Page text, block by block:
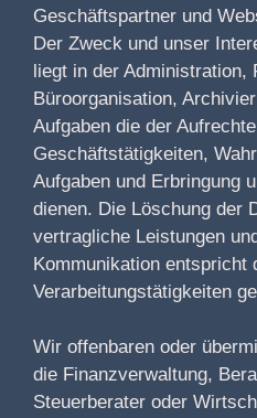
Geschäftspartner und
Der Zweck und unser
liegt in der Administration,
Büroorganisation,
Aufgaben die der
Geschäftstätigkeiten,
Aufgaben und Erbringung
dienen. Die Löschung der
vertragliche Leistungen
Kommunikation entspricht
Verarbeitungstätigkeiten
Wir offenbaren oder
die Finanzverwaltung,
Steuerberater oder